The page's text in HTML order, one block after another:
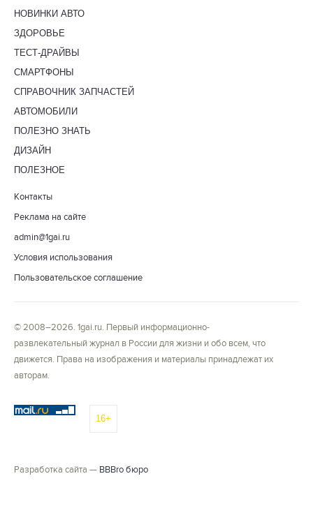
НОВИНКИ АВТО
ЗДОРОВЬЕ
ТЕСТ-ДРАЙВЫ
СМАРТФОНЫ
СПРАВОЧНИК ЗАПЧАСТЕЙ
АВТОМОБИЛИ
ПОЛЕЗНО ЗНАТЬ
ДИЗАЙН
ПОЛЕЗНОЕ
Контакты
Реклама на сайте
admin@1gai.ru
Условия использования
Пользовательское соглашение
© 2008–2026. 1gai.ru. Первый информационно-
развлекательный журнал в России для жизни и обо всем, что
движется. Права на изображения и материалы принадлежат их
авторам.
16+
Разработка сайта — BBBro бюро